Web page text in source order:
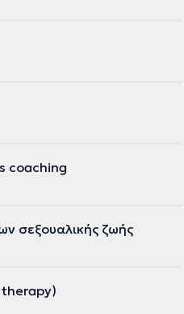
coaching
σεξουαλικής ζωής
therapy)